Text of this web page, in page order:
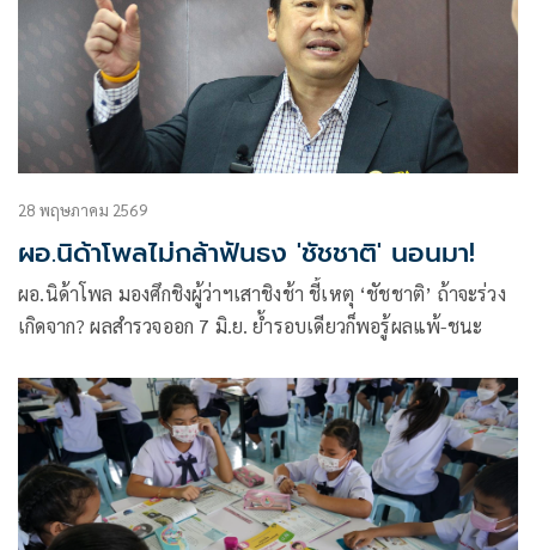
28 พฤษภาคม 2569
ผอ.นิด้าโพลไม่กล้าฟันธง 'ชัชชาติ' นอนมา!
ผอ.นิด้าโพล มองศึกชิงผู้ว่าฯเสาชิงช้า ชี้เหตุ ‘ชัชชาติ’ ถ้าจะร่วง
เกิดจาก? ผลสำรวจออก 7 มิ.ย. ย้ำรอบเดียวก็พอรู้ผลแพ้-ชนะ